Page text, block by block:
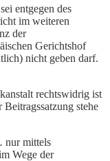
entgegen des
im weiteren
der
Gerichtshof
nicht geben darf.
rechtswidrig ist
stehe
nur mittels
Wege der